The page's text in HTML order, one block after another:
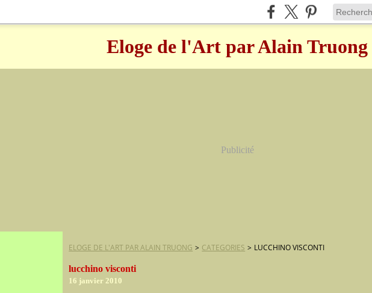
Eloge de l'Art par Alain Truong
Publicité
ELOGE DE L'ART PAR ALAIN TRUONG > CATEGORIES > LUCCHINO VISCONTI
lucchino visconti
16 janvier 2010